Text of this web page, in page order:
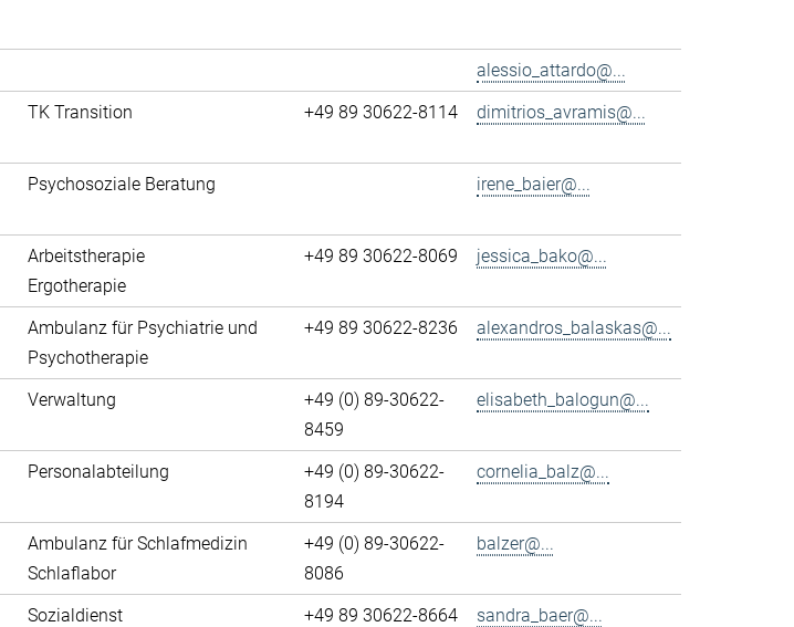
alessio_attardo@...
TK Transition +49 89 30622-8114 dimitrios_avramis@...
Psychosoziale Beratung irene_baier@...
Arbeitstherapie
Ergotherapie
+49 89 30622-8069 jessica_bako@...
Ambulanz für Psychiatrie und
Psychotherapie
+49 89 30622-8236 alexandros_balaskas@...
Verwaltung
+49 (0) 89-30622-
8459
elisabeth_balogun@...
Personalabteilung
+49 (0) 89-30622-
8194
cornelia_balz@...
Ambulanz für Schlafmedizin
Schlaflabor
+49 (0) 89-30622-
8086
balzer@...
Sozialdienst +49 89 30622-8664
sandra_baer@...